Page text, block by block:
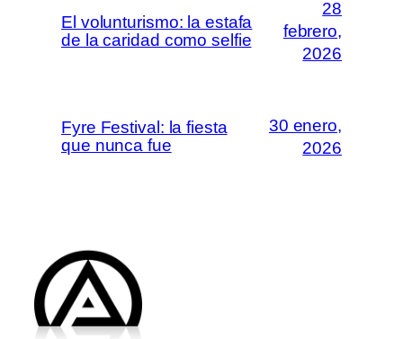
El volunturismo: la estafa
de la caridad como selfie
28
febrero,
2026
Fyre Festival: la fiesta
que nunca fue
30 enero,
2026